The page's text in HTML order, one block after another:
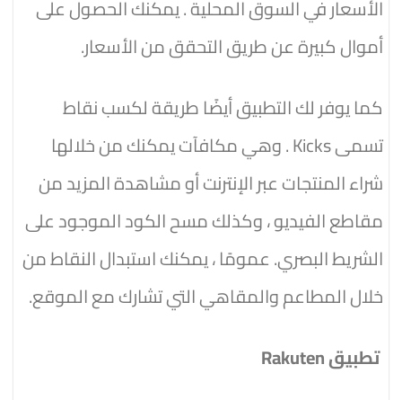
الأسعار في السوق المحلية . يمكنك الحصول على
أموال كبيرة عن طريق التحقق من الأسعار.
كما يوفر لك التطبيق أيضًا طريقة لكسب نقاط
تسمى Kicks . وهي مكافآت يمكنك من خلالها
شراء المنتجات عبر الإنترنت أو مشاهدة المزيد من
مقاطع الفيديو ، وكذلك مسح الكود الموجود على
الشريط البصري. عمومًا ، يمكنك استبدال النقاط من
خلال المطاعم والمقاهي التي تشارك مع الموقع.
تطبيق Rakuten